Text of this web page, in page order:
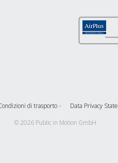
di trasporto Data Privacy
© 2026 Public in Motion GmbH